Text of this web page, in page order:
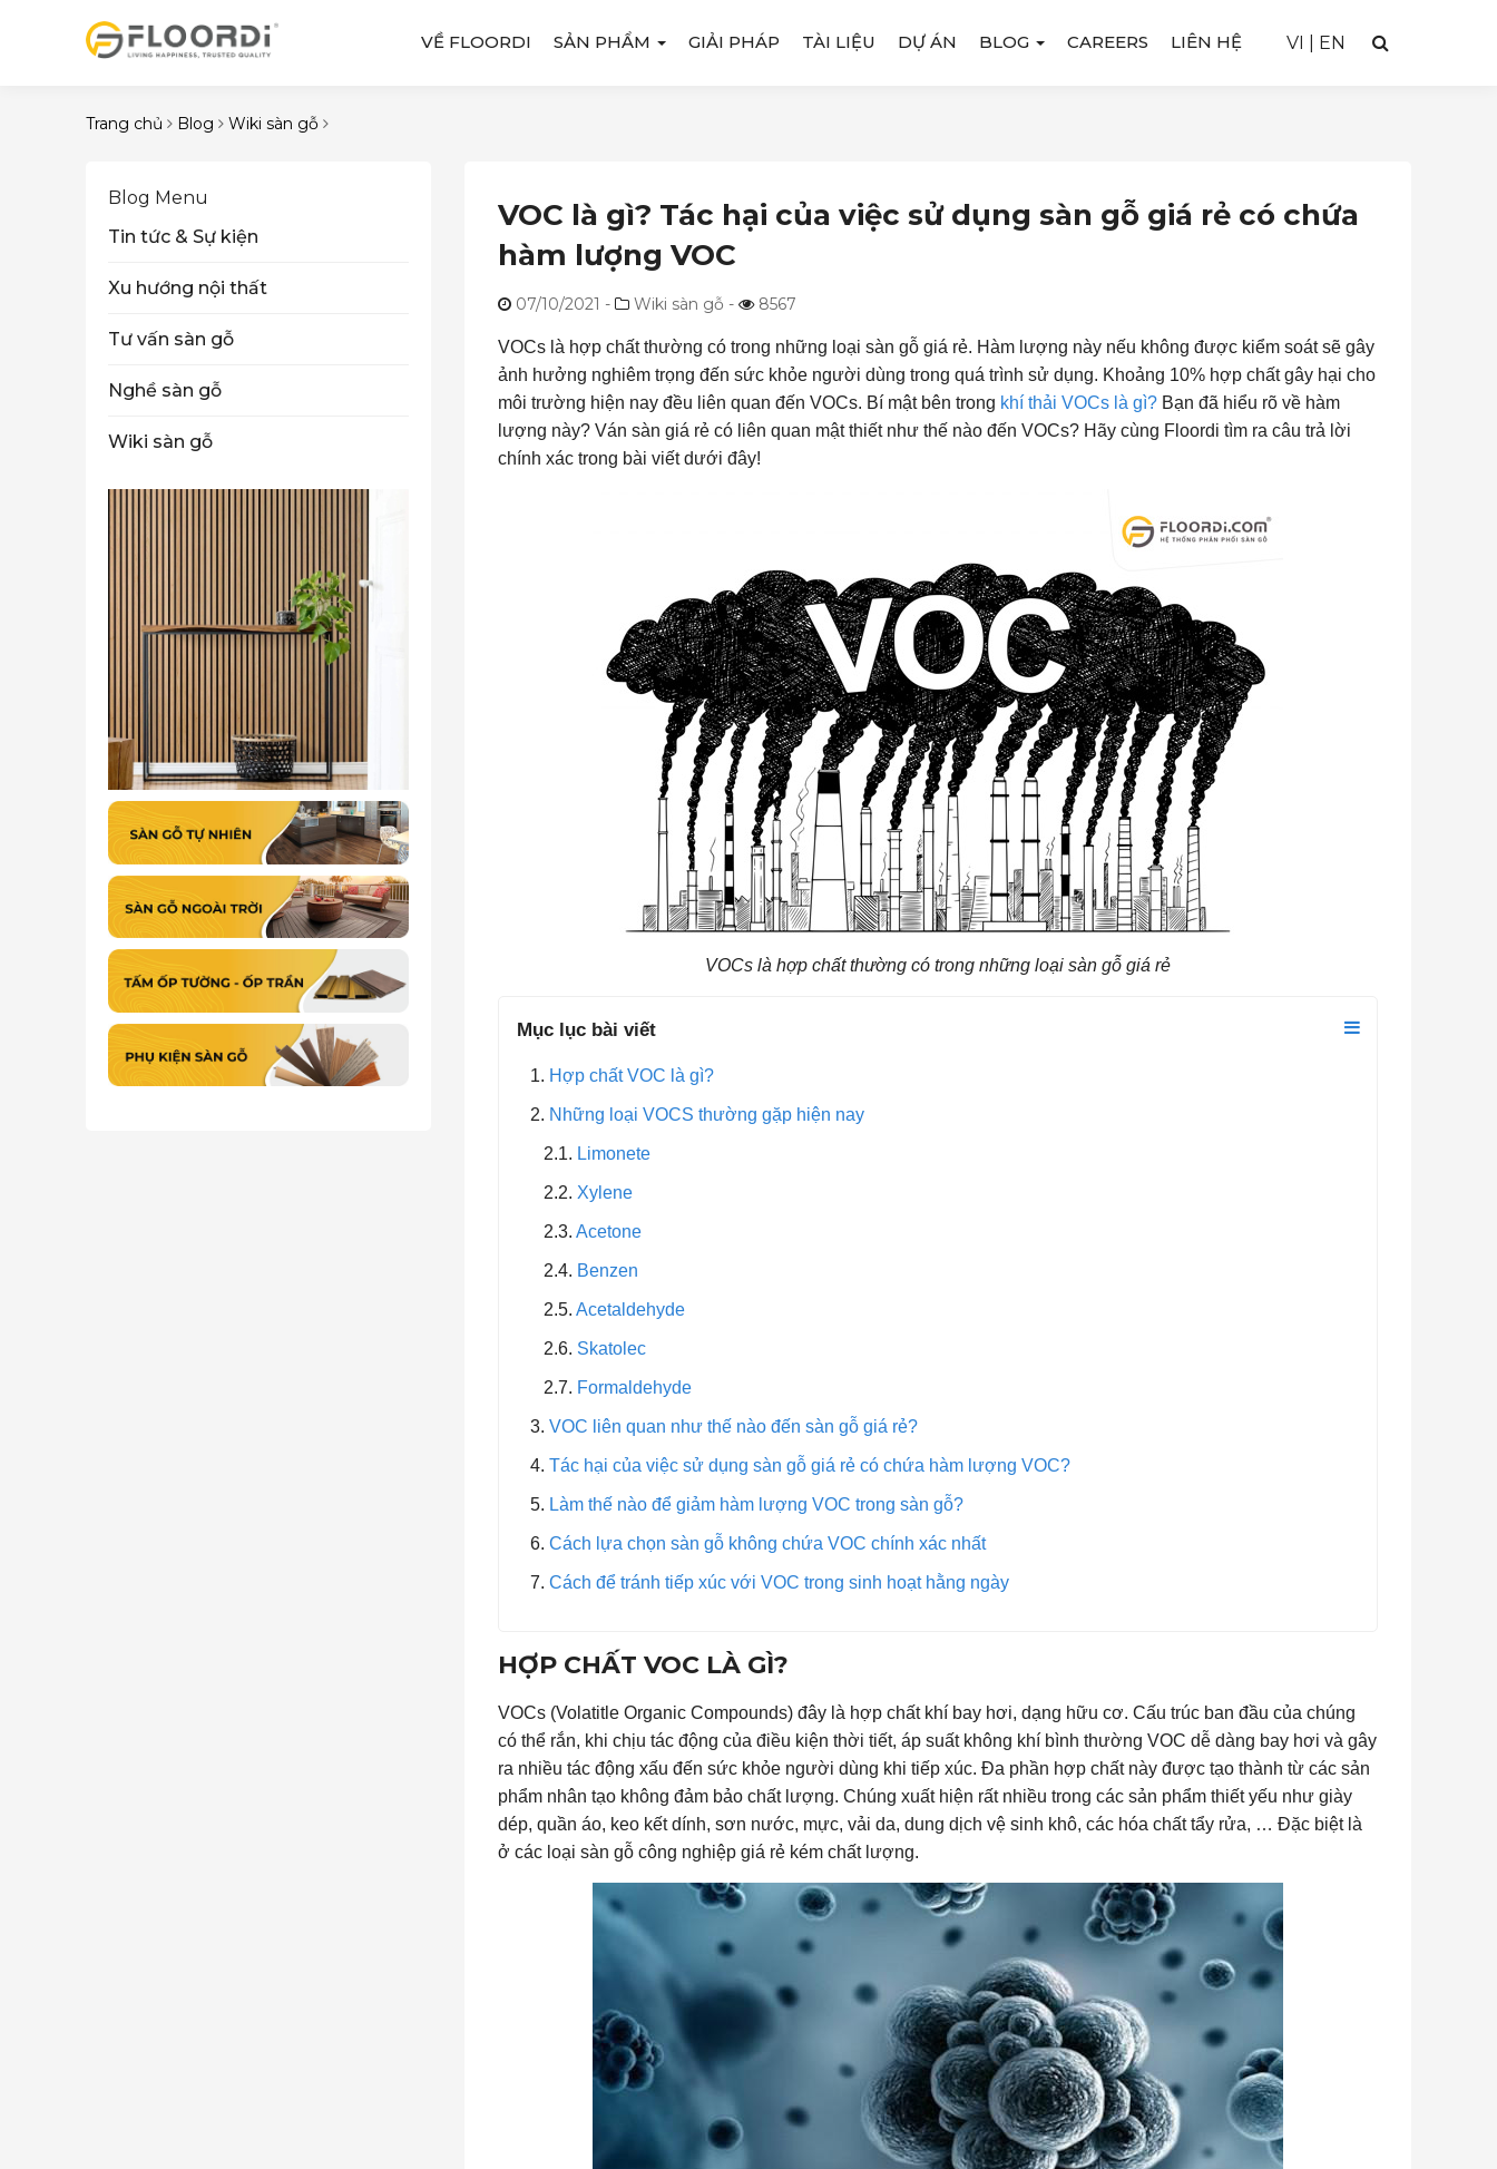
VI EN
VỀ FLOORDI SẢN PHẨM GIẢI PHÁP TÀI LIỆU DỰ ÁN BLOG CAREERS LIÊN HỆ
Trang chủ Blog Wiki sàn gỗ
VOC là gì? Tác hại của việc sử dụng sàn gỗ giá rẻ có chứa
hàm lượng VOC
07/10/2021 - Wiki sàn gỗ - 8567
VOCs là hợp chất thường có trong những loại sàn gỗ giá rẻ. Hàm lượng này nếu không được kiểm soát sẽ gây
ảnh hưởng nghiêm trọng đến sức khỏe người dùng trong quá trình sử dụng. Khoảng 10% hợp chất gây hại cho
môi trường hiện nay đều liên quan đến VOCs. Bí mật bên trong khí thải VOCs là gì? Bạn đã hiểu rõ về hàm
lượng này? Ván sàn giá rẻ có liên quan mật thiết như thế nào đến VOCs? Hãy cùng Floordi tìm ra câu trả lời
chính xác trong bài viết dưới đây!
VOCs là hợp chất thường có trong những loại sàn gỗ giá rẻ
Mục lục bài viết
Hợp chất VOC là gì?
Những loại VOCS thường gặp hiện nay
Limonete
Xylene
Acetone
Benzen
Acetaldehyde
Skatolec
Formaldehyde
VOC liên quan như thế nào đến sàn gỗ giá rẻ?
Tác hại của việc sử dụng sàn gỗ giá rẻ có chứa hàm lượng VOC?
Làm thế nào để giảm hàm lượng VOC trong sàn gỗ?
Cách lựa chọn sàn gỗ không chứa VOC chính xác nhất
Cách để tránh tiếp xúc với VOC trong sinh hoạt hằng ngày
HỢP CHẤT VOC LÀ GÌ?
VOCs (Volatitle Organic Compounds) đây là hợp chất khí bay hơi, dạng hữu cơ. Cấu trúc ban đầu của chúng
có thể rắn, khi chịu tác động của điều kiện thời tiết, áp suất không khí bình thường VOC dễ dàng bay hơi và gây
ra nhiều tác động xấu đến sức khỏe người dùng khi tiếp xúc. Đa phần hợp chất này được tạo thành từ các sản
phẩm nhân tạo không đảm bảo chất lượng. Chúng xuất hiện rất nhiều trong các sản phẩm thiết yếu như giày
dép, quần áo, keo kết dính, sơn nước, mực, vải da, dung dịch vệ sinh khô, các hóa chất tẩy rửa, … Đặc biệt là
ở các loại sàn gỗ công nghiệp giá rẻ kém chất lượng.
Blog Menu
Tin tức & Sự kiện
Xu hướng nội thất
Tư vấn sàn gỗ
Nghề sàn gỗ
Wiki sàn gỗ